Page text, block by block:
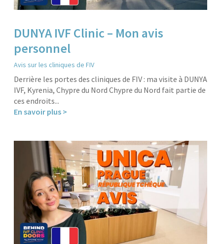
DUNYA IVF Clinic – Mon avis
personnel
Avis sur les cliniques de FIV
Derrière les portes des cliniques de FIV : ma visite à DUNYA
IVF, Kyrenia, Chypre du Nord Chypre du Nord fait partie de
ces endroits...
En savoir plus >